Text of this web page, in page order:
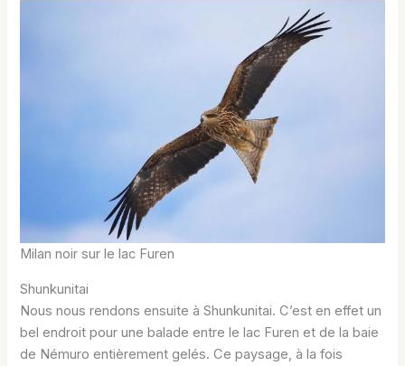
Milan noir sur le lac Furen
Shunkunitai
Nous nous rendons ensuite à Shunkunitai. C’est en effet un
bel endroit pour une balade entre le lac Furen et de la baie
de Némuro entièrement gelés. Ce paysage, à la fois